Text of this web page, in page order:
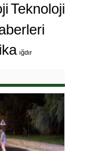
Teknoloji
ığdır